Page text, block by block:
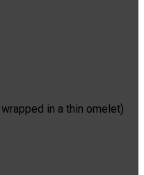
in a thin omelet)